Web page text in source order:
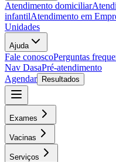
Atendimento domiciliar
infantilAtendimento em
Unidades
Ajuda
Fale conoscoPerguntas
Nav DasaPré-atendimento
Agendar
Resultados
Exames
Vacinas
Serviços